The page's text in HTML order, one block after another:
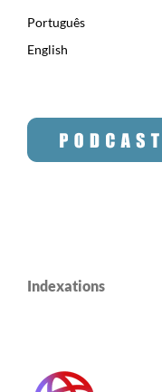
Português
English
Indexations